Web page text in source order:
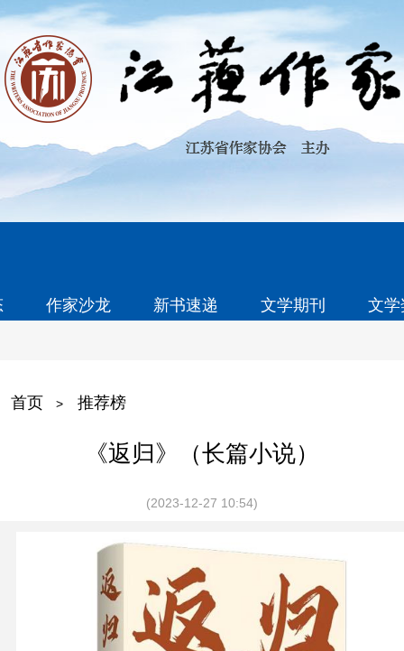
作家沙龙 新书速递 文学期刊 文
首页 > 推荐榜
《返归》（长篇小说）
(2023-12-27 10:54)